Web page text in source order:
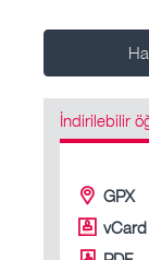
İndirilebilir
GPX
vCard